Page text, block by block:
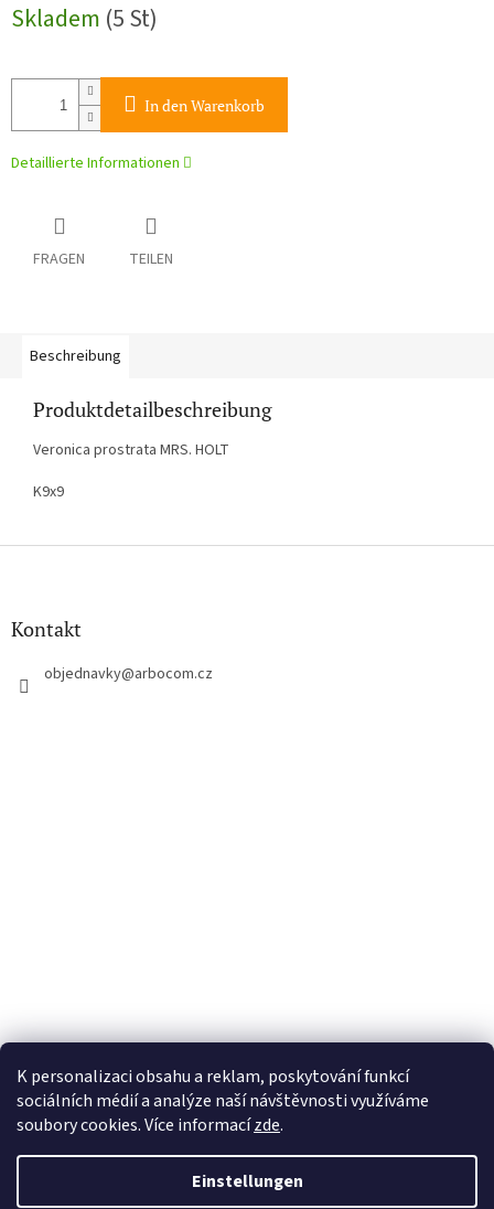
K personalizaci obsahu a reklam, poskytování funkcí
sociálních médií a analýze naší návštěvnosti využíváme
soubory cookies. Více informacízde.
Einstellungen
Skladem (5 St)
In den Warenkorb
Detaillierte Informationen
FRAGEN TEILEN
Beschreibung
Produktdetailbeschreibung
Veronica prostrata MRS. HOLT
K9x9
F
Kontakt
objednavky@arbocom.cz